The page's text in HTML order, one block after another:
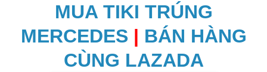
MUA TIKI TRÚNG
MERCEDES | BÁN HÀNG
CÙNG LAZADA